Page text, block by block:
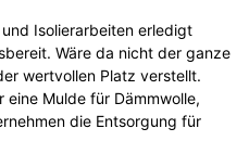
Isolierarbeiten erledigt
Wäre da nicht der ganze
wertvollen Platz verstellt.
Mulde für Dämmwolle,
die Entsorgung für